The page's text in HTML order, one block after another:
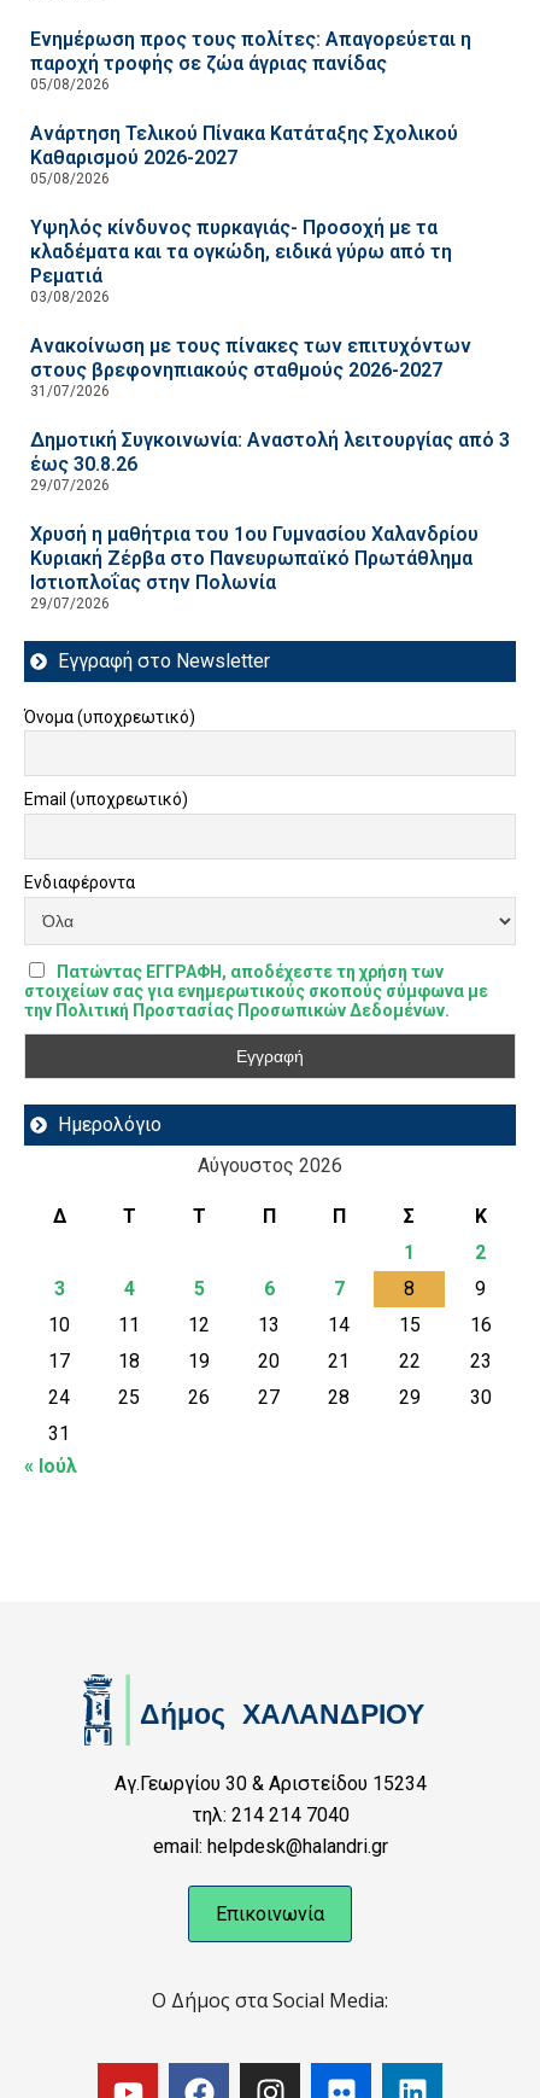
Ενημέρωση προς τους πολίτες: Απαγορεύεται η
παροχή τροφής σε ζώα άγριας πανίδας
05/08/2026
Ανάρτηση Τελικού Πίνακα Κατάταξης Σχολικού
Καθαρισμού 2026-2027
05/08/2026
Υψηλός κίνδυνος πυρκαγιάς- Προσοχή με τα
κλαδέματα και τα ογκώδη, ειδικά γύρω από τη
Ρεματιά
03/08/2026
Ανακοίνωση με τους πίνακες των επιτυχόντων
στους βρεφονηπιακούς σταθμούς 2026-2027
31/07/2026
Δημοτική Συγκοινωνία: Αναστολή λειτουργίας από 3
έως 30.8.26
29/07/2026
Χρυσή η μαθήτρια του 1ου Γυμνασίου Χαλανδρίου
Κυριακή Ζέρβα στο Πανευρωπαϊκό Πρωτάθλημα
Ιστιοπλοΐας στην Πολωνία
29/07/2026
Εγγραφή στο Newsletter
Όνομα (υποχρεωτικό)
Email (υποχρεωτικό)
Ενδιαφέροντα
Πατώντας ΕΓΓΡΑΦΗ, αποδέχεστε τη χρήση των
στοιχείων σας για ενημερωτικούς σκοπούς σύμφωνα με
την Πολιτική Προστασίας Προσωπικών Δεδομένων.
Ημερολόγιο
Αύγουστος 2026
Δ Τ Τ Π Π Σ
Κ
1
2
3
4 5 6 7 8
9
10
11 12 13 14 15
16
17
18 19 20 21 22
23
24
25 26 27 28 29
30
31
« Ιούλ
Αγ.Γεωργίου 30 & Αριστείδου 15234
τηλ: 214 214 7040
email: helpdesk@halandri.gr
Επικοινωνία
Ο Δήμος στα Social Media: